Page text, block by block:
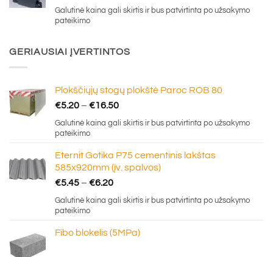
price
was:
price
is:
Galutinė kaina gali skirtis ir bus patvirtinta po užsakymo
pateikimo
GERIAUSIAI ĮVERTINTOS
Plokščiųjų stogų plokštė Paroc ROB 80
€5.20 – €16.50Price
range:
€16.50
Galutinė kaina gali skirtis ir bus patvirtinta po užsakymo
pateikimo
Eternit Gotika P75 cementinis lakštas
585x920mm (įv. spalvos)
€5.45 – €6.20Price
range:
€6.20
Galutinė kaina gali skirtis ir bus patvirtinta po užsakymo
pateikimo
Fibo blokelis (5MPa)